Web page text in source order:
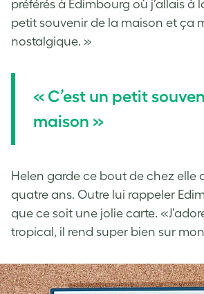
préférés à Édimbourg où j’allais à
petit souvenir de la maison et ça
nostalgique. »
« C’est un petit
maison »
Helen garde ce bout de chez elle
quatre ans. Outre lui rappeler
que ce soit une jolie carte.
tropical, il rend super bien sur